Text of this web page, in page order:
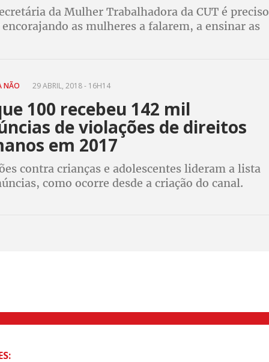
da Mulher Trabalhadora da CUT é preciso
as mulheres a falarem, a ensinar as
NÃO 29 ABRIL, 2018 - 16H14
100 recebeu 142 mil
de violações de direitos
em 2017
contra crianças e adolescentes lideram a lista
como ocorre desde a criação do canal.
03041-000 Brás, São Paulo/SP | Telefone (11) 2108 9200 - Fax (11) 2108 9310